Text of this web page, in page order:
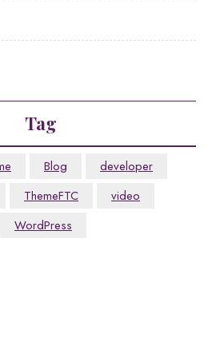
Tag
Blog
developer
ThemeFTC
video
WordPress